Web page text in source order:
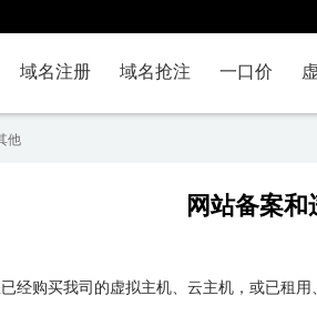
域名注册 域名抢注 一口价
他
网站备案
经购买我司的虚拟主机、云主机，或已租